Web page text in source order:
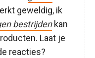
geweldig, ik
bestrijdenkan
Laat je
reacties?